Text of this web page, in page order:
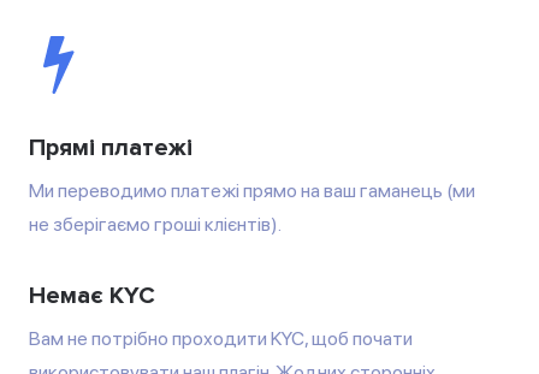
Прямі платежі
Ми переводимо платежі прямо на ваш гаманець (ми
не зберігаємо гроші клієнтів).
Немає KYC
Вам не потрібно проходити KYC, щоб почати